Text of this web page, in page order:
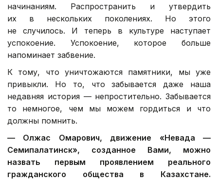
начинаниям. Распространить и утвердить
их в нескольких поколениях. Но этого
не случилось. И теперь в культуре наступает
успокоение. Успокоение, которое больше
напоминает забвение.
К тому, что уничтожаются памятники, мы уже
привыкли. Но то, что забывается даже наша
недавняя история — непростительно. Забывается
то немногое, чем мы можем гордиться и что
должны помнить.
— Олжас Омарович, движение «Невада —
Семипалатинск», созданное Вами, можно
назвать первым проявлением реального
гражданского общества в Казахстане.